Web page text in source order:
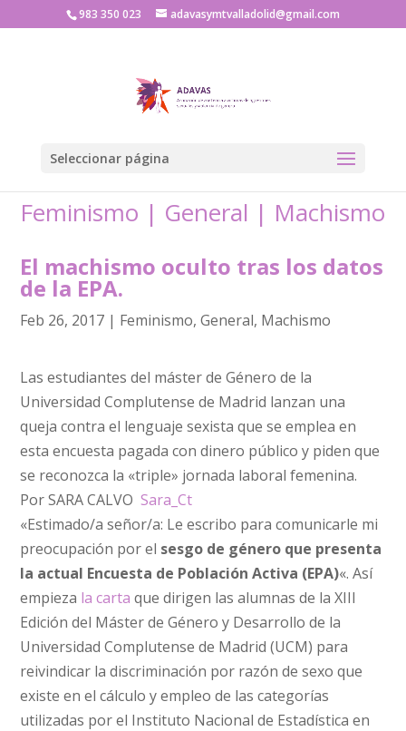
983 350 023 adavasymtvalladolid@gmail.com
Seleccionar página
Feminismo | General | Machismo
El machismo oculto tras los datos
de la EPA.
Feb 26, 2017 | Feminismo,General, Machismo
Las estudiantes del máster de Género de la
Universidad Complutense de Madrid lanzan una
queja contra el lenguaje sexista que se emplea en
esta encuesta pagada con dinero público y piden que
se reconozca la «triple» jornada laboral femenina.
Por SARA CALVOSara_Ct
«Estimado/a señor/a: Le escribo para comunicarle mi
preocupación por el sesgo de género que presenta
la actual Encuesta de Población Activa (EPA)«. Así
empieza la cartaque dirigen las alumnas de la XIII
Edición del Máster de Género y Desarrollo de la
Universidad Complutense de Madrid (UCM) para
reivindicar la discriminación por razón de sexo que
existe en el cálculo y empleo de las categorías
utilizadas por el Instituto Nacional de Estadística en